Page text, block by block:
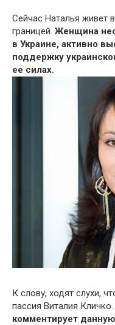
Сейчас Наталья живет
границей.Женщина
в Украине, активно
поддержку
ее силах.
К слову, ходят слухи,
пассия Виталия Кличко.
комментирует